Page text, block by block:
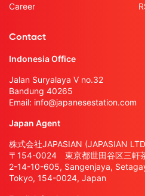
Career
Contact
Indonesia Office
Jalan Suryalaya V no.32
Bandung 40265
Email: info@japanesestation.com
Japan Agent
株式会社JAPASIAN (JAPASIAN
〒154-0024 東京都世田谷区三軒
2-14-10-605, Sangenjaya,
Tokyo, 154-0024, Japan